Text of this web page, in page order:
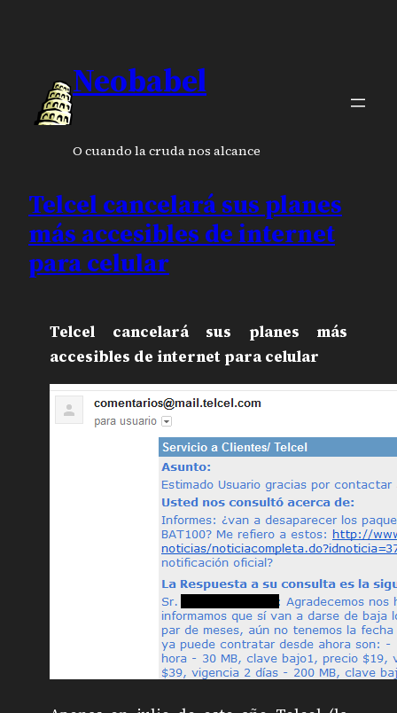
Neobabel
O cuando la cruda nos alcance
Telcel cancelará sus planes
más accesibles de internet
para celular
Telcel cancelará sus planes más
accesibles de internet para celular